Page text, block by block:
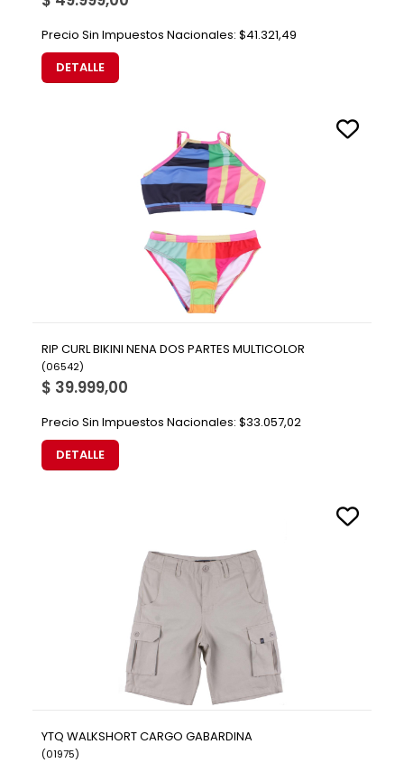
Precio Sin Impuestos Nacionales: $41.321,49
DETALLE
RIP CURL BIKINI NENA DOS PARTES MULTICOLOR
(06542)
$ 39.999,00
Precio Sin Impuestos Nacionales: $33.057,02
DETALLE
YTQ WALKSHORT CARGO GABARDINA
(01975)